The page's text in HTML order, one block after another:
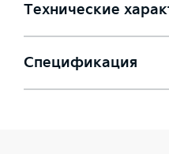
Технические
Спецификация